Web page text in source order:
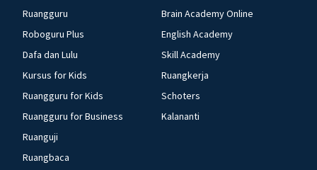
Ruangguru
Roboguru Plus
Dafa dan Lulu
Kursus for Kids
Ruangguru for Kids
Ruangguru for Business
Ruanguji
Ruangbaca
Brain Academy Online
English Academy
Skill Academy
Ruangkerja
Schoters
Kalananti